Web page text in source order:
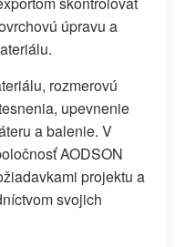
úpravu a
rozmerovú
upevnenie
a balenie. V
AODSON
projektu a
svojich